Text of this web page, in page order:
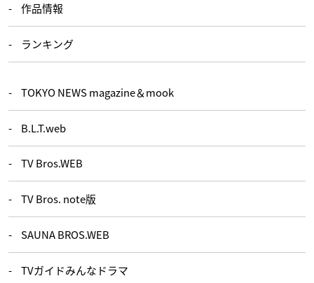
作品情報
ランキング
TOKYO NEWS magazine＆mook
B.L.T.web
TV Bros.WEB
TV Bros. note版
SAUNA BROS.WEB
TVガイドみんなドラマ